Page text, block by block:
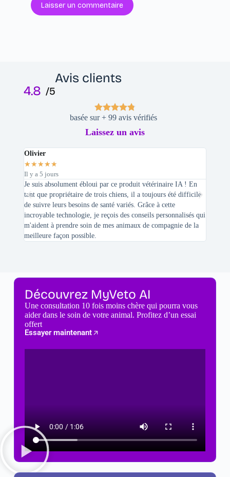
Laisser un commentaire
Avis clients
4.8 /5
basée sur + 99 avis vérifiés
Laissez un avis
Olivier
★★★★★
Il y a 5 jours
Je suis absolument ébloui par ce produit vétérinaire IA ! En
tant que propriétaire de trois chiens, il a toujours été difficile
de suivre leurs besoins de santé variés. Grâce à cette
incroyable technologie, je reçois des conseils personnalisés qui
m'aident à prendre soin de mes animaux de compagnie de la
meilleure façon possible.
Découvrez MyVeto AI
Une consultation 10 fois moins chère qui pourra vous
aider dans le soin de votre animal. Profitez d’un essai
offert
Essayer maintenant